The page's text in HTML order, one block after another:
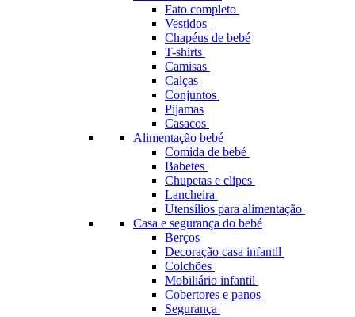
Fato completo
Vestidos
Chapéus de bebé
T-shirts
Camisas
Calças
Conjuntos
Pijamas
Casacos
Alimentação bebé
Comida de bebé
Babetes
Chupetas e clipes
Lancheira
Utensílios para alimentação
Casa e segurança do bebé
Berços
Decoração casa infantil
Colchões
Mobiliário infantil
Cobertores e panos
Segurança